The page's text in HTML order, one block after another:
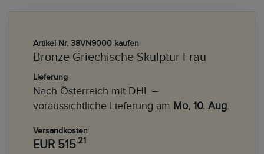
Artikel Nr. 38VN9000 kaufen
Bronze Griechische Skulptur Frau
Lieferung
Nach Österreich mit DHL –
voraussichtliche Lieferung am Mo, 10. Aug.
Versandkosten
EUR 515.21